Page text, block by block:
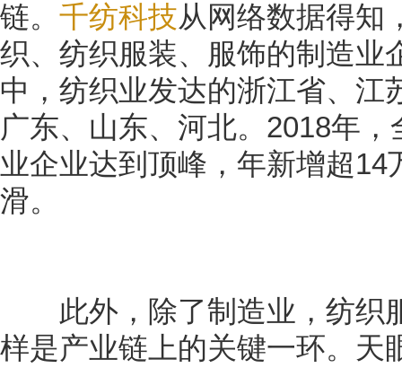
链。 千纺科技从网络数据得知
织、纺织服装、服饰的制造业
中，纺织业发达的浙江省、江
广东、山东、河北。2018年
业企业达到顶峰，年新增超14
滑。
此外，除了制造业，纺织
样是产业链上的关键一环。天